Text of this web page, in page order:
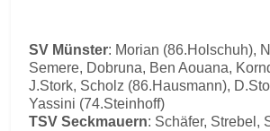
SV Münster: Morian (86.Holschuh),
Semere, Dobruna, Ben Aouana,
J.Stork, Scholz (86.Hausmann),
Yassini (74.Steinhoff)
TSV Seckmauern: Schäfer, Strebel,